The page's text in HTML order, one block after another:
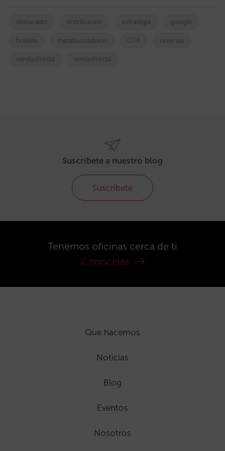
destacado distribucion estrategia google
hoteles metabuscadores OTA reservas
vendadirecta ventadirecta
Suscríbete a nuestro blog
Suscríbete
Tenemos oficinas cerca de ti
Conócelas
Que hacemos
Noticias
Blog
Eventos
Nosotros